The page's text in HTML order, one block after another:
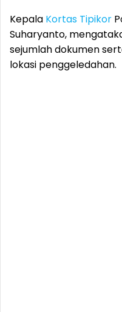
Kepala Kortas Tipikor
Suharyanto,
sejumlah dokumen
lokasi penggeledahan.